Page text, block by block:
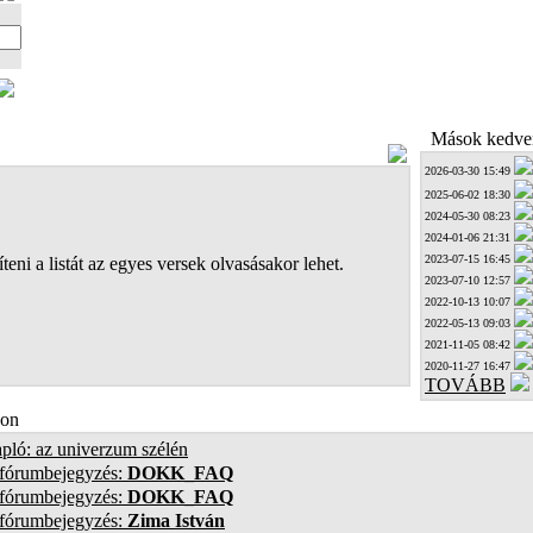
a listát az egyes versek olvasásakor lehet.
Mások
2026-03-30 15:49
2025-06-02 18:30
2024-05-30 08:23
2024-01-06 21:31
2023-07-15 16:45
2023-07-10 12:57
2022-10-13 10:07
2022-05-13 09:03
2021-11-05 08:42
2020-11-27 16:47
TOVÁBB
az univerzum szélén
DOKK_FAQ
DOKK_FAQ
Zima István